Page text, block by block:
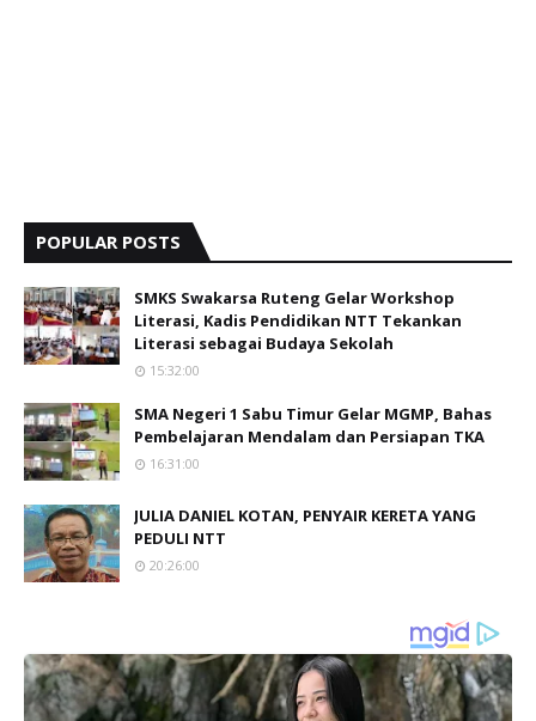
POPULAR POSTS
SMKS Swakarsa Ruteng Gelar Workshop
Literasi, Kadis Pendidikan NTT Tekankan
Literasi sebagai Budaya Sekolah
15:32:00
SMA Negeri 1 Sabu Timur Gelar MGMP, Bahas
Pembelajaran Mendalam dan Persiapan TKA
16:31:00
JULIA DANIEL KOTAN, PENYAIR KERETA YANG
PEDULI NTT
20:26:00